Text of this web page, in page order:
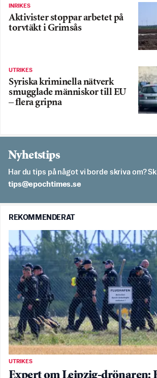
INRIKES
Aktivister stoppar arbetet på
torvtäkt i Grimsås
UTRIKES
Syriska kriminella nätverk
smugglade människor till EU
– flera gripna
Nyhetstips
Har du tips på något vi borde skriva om?
es.semithcope@spit
REKOMMENDERAT
UTRIKES
Expert om Leipzig-drönaren: